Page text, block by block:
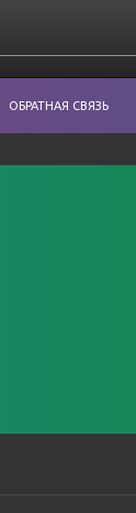
ОБРАТНАЯ СВЯЗЬ